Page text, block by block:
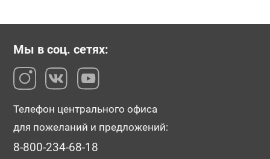
Мы в соц. сетях:
Телефон центрального офиса
для пожеланий и предложений:
8-800-234-68-18